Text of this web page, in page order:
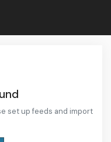
set up feeds and import